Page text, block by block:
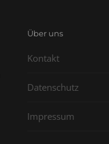
Über uns
Kontakt
Datenschutz
Impressum